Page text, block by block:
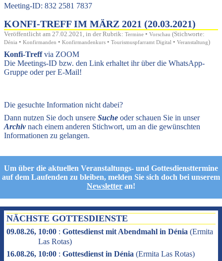
Meeting-ID: 832 2581 7837
KONFI-TREFF IM MÄRZ 2021 (20.03.2021)
Veröffentlicht am 27.02.2021, in der Rubrik: Termine • Vorschau (Stichworte:
Dénia • Konfirmanden • Konfirmandenkurs • Tourismuspfarramt Digital • Veranstaltung)
Konfi-Treffvia ZOOM
Die Meetings-ID bzw. den Link erhaltet ihr über die WhatsApp-
Gruppe oder per E-Mail!
Die gesuchte Information nicht dabei?
Dann nutzen Sie doch unsere Suche oder schauen Sie in unser
Archivnach einem anderen Stichwort, um an die gewünschten
Informationen zu gelangen.
Um über die aktuellen Veranstaltungs- und Gottesdiensttermine
auf dem Laufenden zu bleiben, melden Sie sich doch bei unserem
Newsletter an!
NÄCHSTE GOTTESDIENSTE
09.08.26, 10:00 : Gottesdienst mit Abendmahl in Dénia (Ermita
Las Rotas)
16.08.26, 10:00 : Gottesdienst in Dénia (Ermita Las Rotas)